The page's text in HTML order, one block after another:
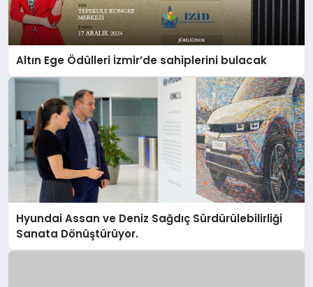
Altın Ege Ödülleri İzmir’de sahiplerini bulacak
Hyundai Assan ve Deniz Sağdıç Sürdürülebilirliği
Sanata Dönüştürüyor.